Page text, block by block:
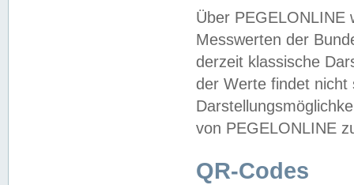
Über PEGELONLINE
Messwerten der
derzeit klassische
der Werte findet
von PEGELONLINE
QR-Codes